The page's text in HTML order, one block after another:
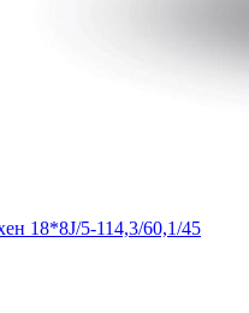
18*8J/5-114,3/60,1/45